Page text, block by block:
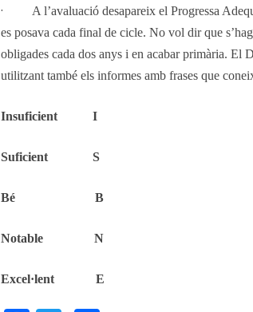
·
A l’avaluació desapareix el Progressa
es posava cada final de cicle. No vol dir que
obligades cada dos anys i en acabar primària. El
utilitzant també els informes amb frases que
Insuficient I
Suficient S
Bé B
Notable N
Excel·lent E